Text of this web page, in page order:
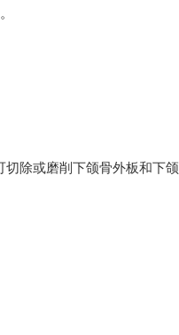
切除或磨削下颌骨外板和下颌